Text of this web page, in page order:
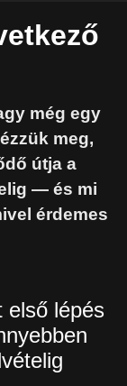
még egy
meg,
útja a
— és mi
érdemes
első lépés